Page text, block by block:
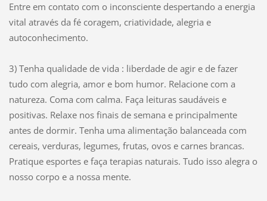
Entre em contato com o inconsciente despertando a energia
vital através da fé coragem, criatividade, alegria e
autoconhecimento.
3) Tenha qualidade de vida : liberdade de agir e de fazer
tudo com alegria, amor e bom humor. Relacione com a
natureza. Coma com calma. Faça leituras saudáveis e
positivas. Relaxe nos finais de semana e principalmente
antes de dormir. Tenha uma alimentação balanceada com
cereais, verduras, legumes, frutas, ovos e carnes brancas.
Pratique esportes e faça terapias naturais. Tudo isso alegra o
nosso corpo e a nossa mente.